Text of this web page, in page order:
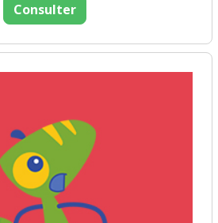
Consulter